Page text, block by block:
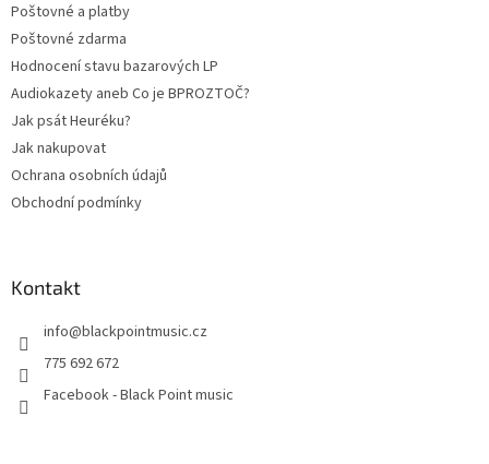
Poštovné a platby
Poštovné zdarma
Hodnocení stavu bazarových LP
Audiokazety aneb Co je BPROZTOČ?
Jak psát Heuréku?
Jak nakupovat
Ochrana osobních údajů
Obchodní podmínky
Kontakt
info@blackpointmusic.cz
775 692 672
Facebook - Black Point music